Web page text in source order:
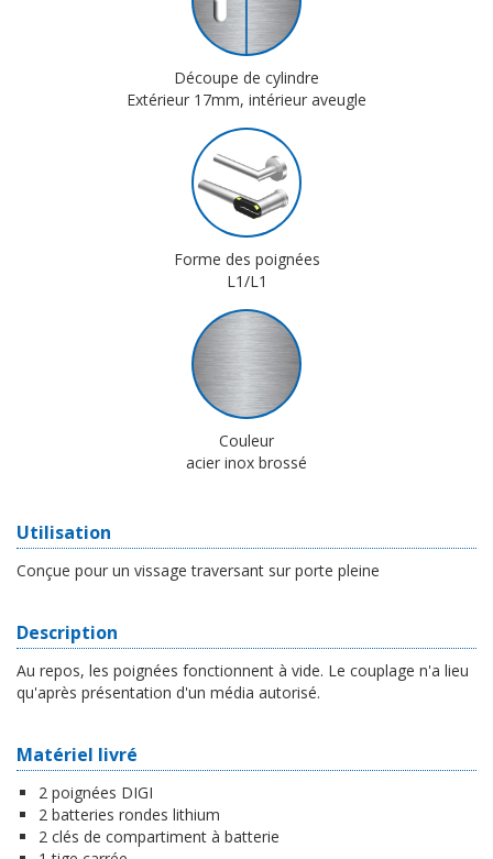
Découpe de cylindre
Extérieur 17mm, intérieur aveugle
Forme des poignées
L1/L1
Couleur
acier inox brossé
Utilisation
Conçue pour un vissage traversant sur porte pleine
Description
Au repos, les poignées fonctionnent à vide. Le couplage n'a lieu
qu'après présentation d'un média autorisé.
Matériel livré
2 poignées DIGI
2 batteries rondes lithium
2 clés de compartiment à batterie